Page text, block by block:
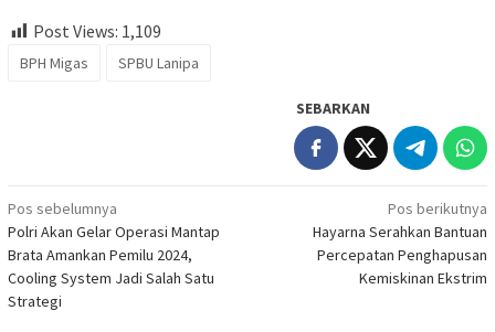
Post Views: 1,109
BPH Migas SPBU Lanipa
SEBARKAN
Navigasi
pos
Pos sebelumnya
Polri Akan Gelar Operasi Mantap
Brata Amankan Pemilu 2024,
Cooling System Jadi Salah Satu
Strategi
Pos berikutnya
Hayarna Serahkan Bantuan
Percepatan Penghapusan
Kemiskinan Ekstrim